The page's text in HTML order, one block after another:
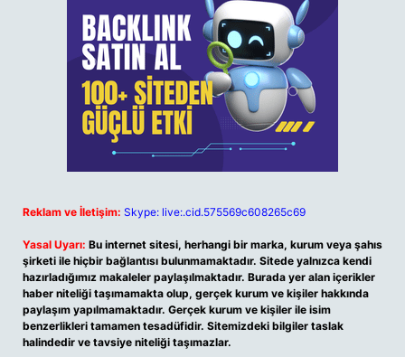
Reklam ve İletişim: Skype: live:.cid.575569c608265c69
Yasal Uyarı: Bu internet sitesi, herhangi bir marka, kurum veya şahıs
şirketi ile hiçbir bağlantısı bulunmamaktadır. Sitede yalnızca kendi
hazırladığımız makaleler paylaşılmaktadır. Burada yer alan içerikler
haber niteliği taşımamakta olup, gerçek kurum ve kişiler hakkında
paylaşım yapılmamaktadır. Gerçek kurum ve kişiler ile isim
benzerlikleri tamamen tesadüfidir. Sitemizdeki bilgiler taslak
halindedir ve tavsiye niteliği taşımazlar.